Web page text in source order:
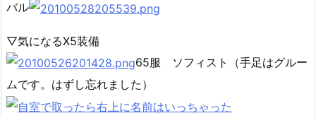
バル
▽気になるX5装備
65服 ソフィスト（手足はグルー
ムです。はずし忘れました）